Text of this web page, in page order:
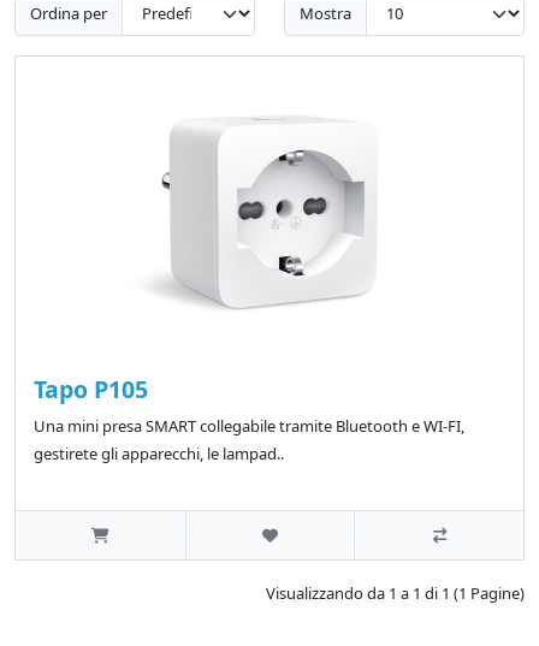
Ordina per Mostra
Tapo P105
Una mini presa SMART collegabile tramite Bluetooth e WI-FI,
gestirete gli apparecchi, le lampad..
Visualizzando da 1 a 1 di 1 (1 Pagine)